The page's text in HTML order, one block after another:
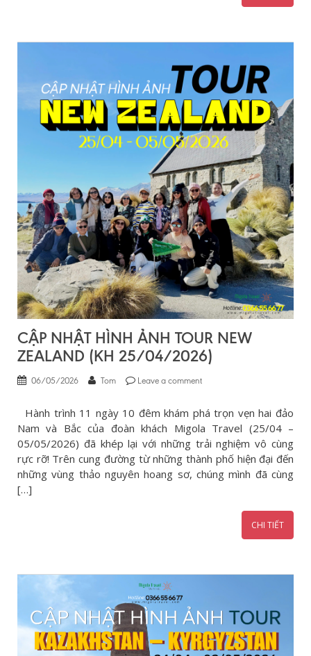
CẬP NHẬT HÌNH ẢNH TOUR NEW
ZEALAND (KH 25/04/2026)
06/05/2026 Tom Leave a comment
Hành trình 11 ngày 10 đêm khám phá trọn vẹn hai đảo
Nam và Bắc của đoàn khách Migola Travel (25/04 –
05/05/2026) đã khép lại với những trải nghiệm vô cùng
rực rỡ! Trên cung đường từ những thành phố hiện đại đến
những vùng thảo nguyên hoang sơ, chúng mình đã cùng
[…]
CHI TIẾT